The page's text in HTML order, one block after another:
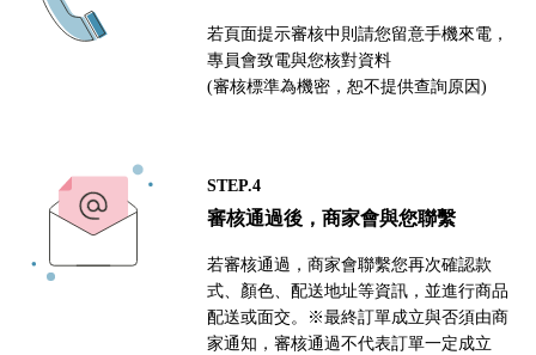
若頁面提示審核中則請您留意手機來電，
專員會致電與您核對資料
(審核標準為機密，恕不提供查詢原因)
STEP.4
審核通過後，商家會與您聯繫
若審核通過，商家會聯繫您再次確認款
式、顏色、配送地址等資訊，並進行商品
配送或面交。※最終訂單成立與否須由商
家通知，審核通過不代表訂單一定成立